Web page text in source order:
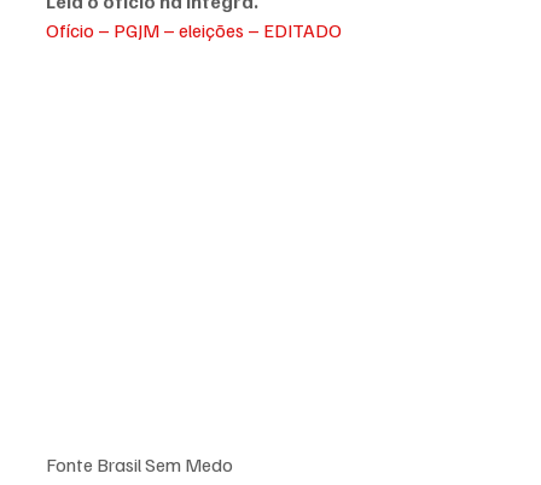
Ofício – PGJM – eleições – EDITADO
Fonte Brasil Sem Medo